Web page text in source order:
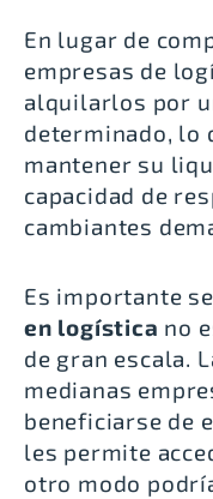
En lugar de
empresas de
alquilarlos por
determinado, lo
mantener su
capacidad de
cambiantes
Es importante
en logística no
de gran escala.
medianas
beneficiarse de
les permite
otro modo